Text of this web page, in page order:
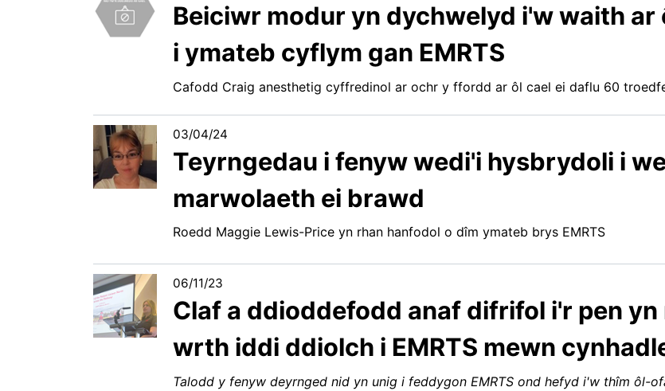
Beiciwr modur yn dychwelyd i'w waith
i ymateb cyflym gan EMRTS
Cafodd Craig anesthetig cyffredinol ar ochr y ffordd ar ôl cael ei daflu 60
03/04/24
Teyrngedau i fenyw wedi'i hysbrydoli i
marwolaeth ei brawd
Roedd Maggie Lewis-Price yn rhan hanfodol o dîm ymateb brys EMRTS
06/11/23
Claf a ddioddefodd anaf difrifol i'r pen
wrth iddi ddiolch i EMRTS mewn
Talodd y fenyw deyrnged nid yn unig i feddygon EMRTS ond hefyd i'w thîm ôl-